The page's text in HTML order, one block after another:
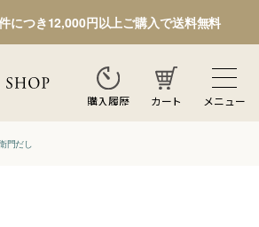
につき12,000円以上ご購入で送料無料
購入履歴 カート メニュー
門だし